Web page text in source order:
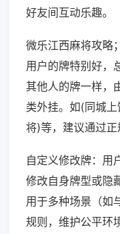
好友间互动乐趣。
微乐江西麻将攻略
用户的牌特别好，
其他人的牌一样，
类外挂。如(同城
将)等，建议通过正
自定义修改牌：用
修改自身牌型或隐
用于多种场景（如
规则，维护公平环